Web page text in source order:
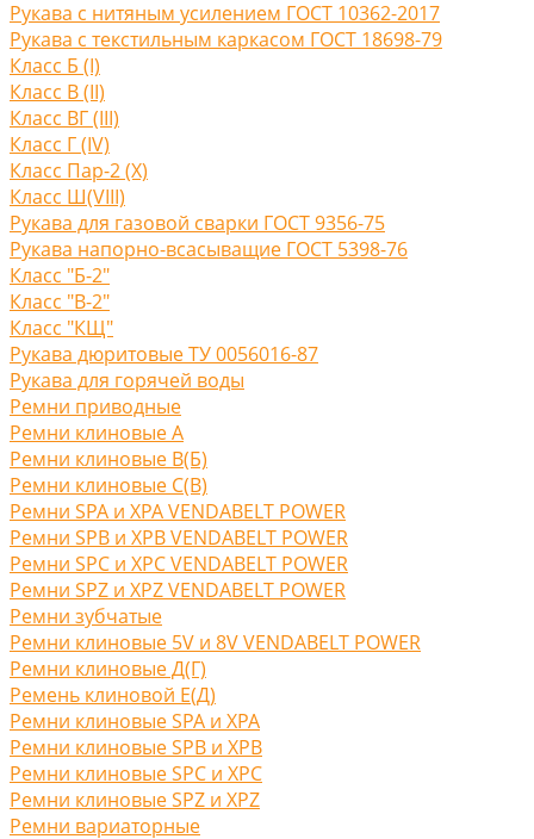
Рукава с нитяным усилением ГОСТ 10362-2017
Рукава с текстильным каркасом ГОСТ 18698-79
Класс Б (I)
Класс В (II)
Класс ВГ (III)
Класс Г (IV)
Класс Пар-2 (X)
Класс Ш(VIII)
Рукава для газовой сварки ГОСТ 9356-75
Рукава напорно-всасыващие ГОСТ 5398-76
Класс "Б-2"
Класс "В-2"
Класс "КЩ"
Рукава дюритовые ТУ 0056016-87
Рукава для горячей воды
Ремни приводные
Ремни клиновые A
Ремни клиновые В(Б)
Ремни клиновые С(B)
Ремни SPA и XPA VENDABELT POWER
Ремни SPB и XPB VENDABELT POWER
Ремни SPC и XPC VENDABELT POWER
Ремни SPZ и XPZ VENDABELT POWER
Ремни зубчатые
Ремни клиновые 5V и 8V VENDABELT POWER
Ремни клиновые Д(Г)
Ремень клиновой Е(Д)
Ремни клиновые SPA и XPA
Ремни клиновые SPB и XPB
Ремни клиновые SPC и XPC
Ремни клиновые SPZ и XPZ
Ремни вариаторные